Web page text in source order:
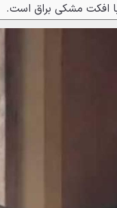
افکت مشکی براق است.